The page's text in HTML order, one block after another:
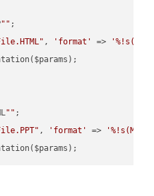
""
, 'format' =>
""
, 'format' =>